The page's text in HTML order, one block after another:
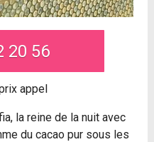
20 56
appel
la reine de la nuit avec
du cacao pur sous les